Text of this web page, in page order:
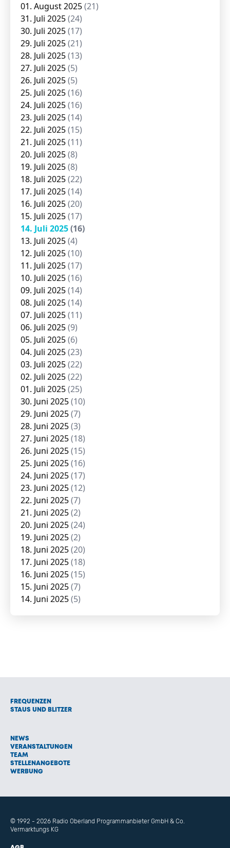
01. August 2025(21)
31. Juli 2025(24)
30. Juli 2025(17)
29. Juli 2025(21)
28. Juli 2025(13)
27. Juli 2025(5)
26. Juli 2025(5)
25. Juli 2025(16)
24. Juli 2025(16)
23. Juli 2025(14)
22. Juli 2025(15)
21. Juli 2025(11)
20. Juli 2025(8)
19. Juli 2025(8)
18. Juli 2025(22)
17. Juli 2025(14)
16. Juli 2025(20)
15. Juli 2025(17)
14. Juli 2025(16)
13. Juli 2025(4)
12. Juli 2025(10)
11. Juli 2025(17)
10. Juli 2025(16)
09. Juli 2025(14)
08. Juli 2025(14)
07. Juli 2025(11)
06. Juli 2025(9)
05. Juli 2025(6)
04. Juli 2025(23)
03. Juli 2025(22)
02. Juli 2025(22)
01. Juli 2025(25)
30. Juni 2025(10)
29. Juni 2025(7)
28. Juni 2025(3)
27. Juni 2025(18)
26. Juni 2025(15)
25. Juni 2025(16)
24. Juni 2025(17)
23. Juni 2025(12)
22. Juni 2025(7)
21. Juni 2025(2)
20. Juni 2025(24)
19. Juni 2025(2)
18. Juni 2025(20)
17. Juni 2025(18)
16. Juni 2025(15)
15. Juni 2025(7)
14. Juni 2025(5)
FREQUENZEN
STAUS UND BLITZER
NEWS
VERANSTALTUNGEN
TEAM
STELLENANGEBOTE
WERBUNG
© 1992 - 2026 Radio Oberland Programmanbieter GmbH & Co.
Vermarktungs KG